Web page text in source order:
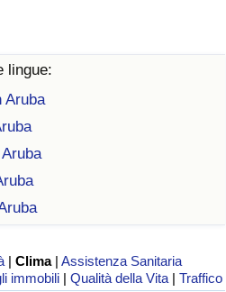
lingue:
Aruba
|Clima |Assistenza Sanitaria
immobili |Qualità della Vita |Traffico
per Nazione
per Nazione
per Paese
(Corrente)